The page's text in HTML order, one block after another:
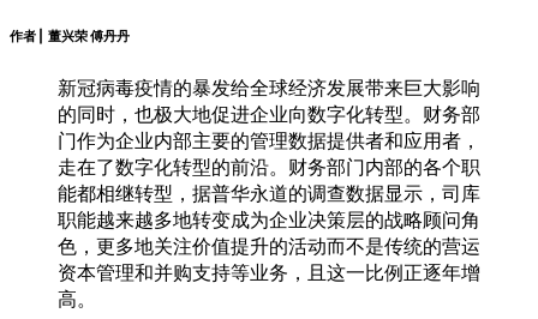
作者 | 董兴荣 傅丹丹
新冠病毒疫情的暴发给全球经济发展带来巨大影响
的同时，也极大地促进企业向数字化转型。财务部
门作为企业内部主要的管理数据提供者和应用者，
走在了数字化转型的前沿。财务部门内部的各个职
能都相继转型，据普华永道的调查数据显示，司库
职能越来越多地转变成为企业决策层的战略顾问角
色，更多地关注价值提升的活动而不是传统的营运
资本管理和并购支持等业务，且这一比例正逐年增
高。